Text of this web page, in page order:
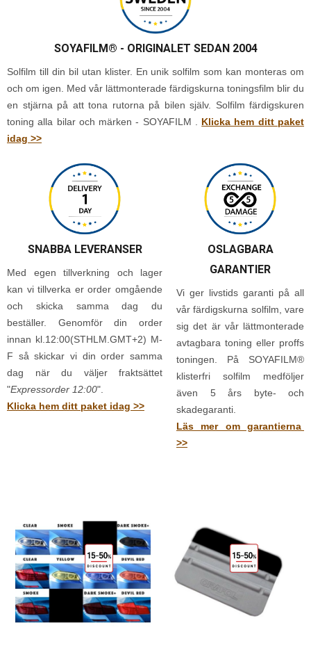
SOYAFILM® - ORIGINALET SEDAN 2004
Solfilm till din bil utan klister. En unik solfilm som kan monteras om
och om igen. Med vår lättmonterade färdigskurna toningsfilm blir du
en stjärna på att tona rutorna på bilen själv. Solfilm färdigskuren
toning alla bilar och märken - SOYAFILM . Klicka hem ditt paket
idag >>
SNABBA LEVERANSER
Med egen tillverkning och lager
kan vi tillverka er order omgående
och skicka samma dag du
beställer. Genomför din order
innan kl.12:00(STHLM.GMT+2) M-
F så skickar vi din order samma
dag när du väljer fraktsättet
"Expressorder 12:00".
Klicka hem ditt paket idag >>
OSLAGBARA
GARANTIER
Vi ger livstids garanti på all
vår färdigskurna solfilm, vare
sig det är vår lättmonterade
avtagbara toning eller proffs
toningen. På SOYAFILM®
klisterfri solfilm medföljer
även 5 års byte- och
skadegaranti.
Läs mer om garantierna
>>